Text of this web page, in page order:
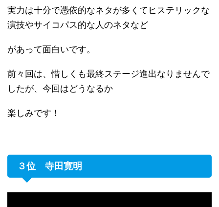
実力は十分で憑依的なネタが多くてヒステリックな
演技やサイコパス的な人のネタなど
があって面白いです。
前々回は、惜しくも最終ステージ進出なりませんで
したが、今回はどうなるか
楽しみです！
３位 寺田寛明